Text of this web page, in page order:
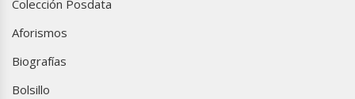
Colección Posdata
Aforismos
Biografías
Bolsillo